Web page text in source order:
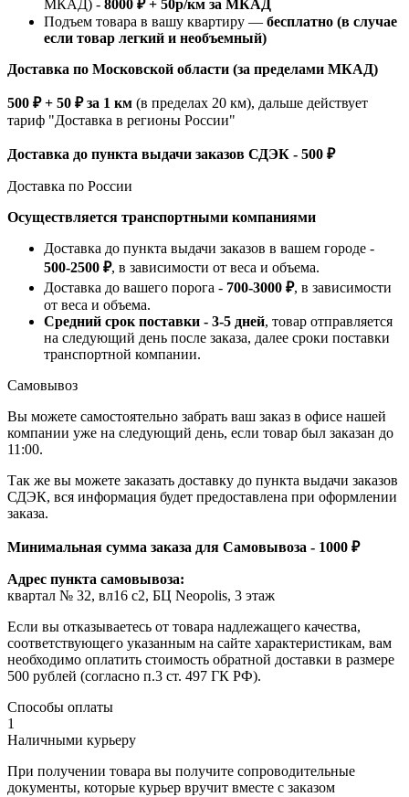
МКАД) - 8000 ₽ + 50р/км за МКАД
Подъем товара в вашу квартиру — бесплатно (в случае
если товар легкий и необъемный)
Доставка по Московской области (за пределами МКАД)
500 ₽ + 50 ₽ за 1 км (в пределах 20 км), дальше действует
тариф "Доставка в регионы России"
Доставка до пункта выдачи заказов СДЭК - 500 ₽
Доставка по России
Осуществляется транспортными компаниями
Доставка до пункта выдачи заказов в вашем городе -
500-2500 ₽, в зависимости от веса и объема.
Доставка до вашего порога - 700-3000 ₽, в зависимости
от веса и объема.
Средний срок поставки - 3-5 дней, товар отправляется
на следующий день после заказа, далее сроки поставки
транспортной компании.
Самовывоз
Вы можете самостоятельно забрать ваш заказ в офисе нашей
компании уже на следующий день, если товар был заказан до
11:00.
Так же вы можете заказать доставку до пункта выдачи заказов
СДЭК, вся информация будет предоставлена при оформлении
заказа.
Минимальная сумма заказа для Самовывоза - 1000 ₽
Адрес пункта самовывоза:
квартал № 32, вл16 с2, БЦ Neopolis, 3 этаж
Если вы отказываетесь от товара надлежащего качества,
соответствующего указанным на сайте характеристикам, вам
необходимо оплатить стоимость обратной доставки в размере
500 рублей (согласно п.3 ст. 497 ГК РФ).
Способы оплаты
1
Наличными курьеру
При получении товара вы получите сопроводительные
документы, которые курьер вручит вместе с заказом